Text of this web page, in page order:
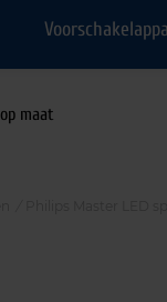
op maat